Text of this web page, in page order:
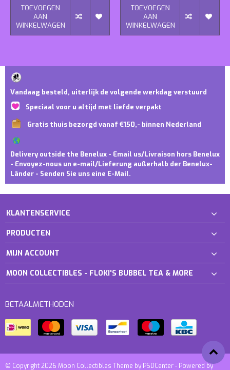
TOEVOEGEN
AAN
WINKELWAGEN
TOEVOEGEN
AAN
WINKELWAGEN
Vandaag besteld, uiterlijk de volgende werkdag verstuurd
Speciaal voor u altijd met liefde verpakt
Gratis thuis bezorgd vanaf €150,- binnen Nederland
Delivery outside the Benelux - Email us/Livraison hors Benelux
- Envoyez-nous un e-mail/Lieferung außerhalb der Benelux-
Länder - Senden Sie uns eine E-Mail.
KLANTENSERVICE
PRODUCTEN
MIJN ACCOUNT
MOON COLLECTIBLES - FLOKI'S BUBBEL TEA & MORE
BETAALMETHODEN
© Copyright 2026 Moon Collectibles Theme by PSDCenter- Powered by